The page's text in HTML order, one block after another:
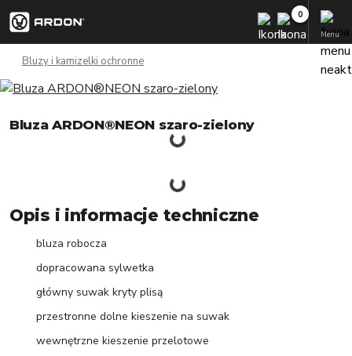
Menu
Bluzy i kamizelki ochronne
Bluza ARDON®NEON szaro-zielony
Opis i informacje techniczne
bluza robocza
dopracowana sylwetka
główny suwak kryty plisą
przestronne dolne kieszenie na suwak
wewnętrzne kieszenie przelotowe